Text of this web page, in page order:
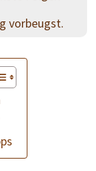
vorbeugst.